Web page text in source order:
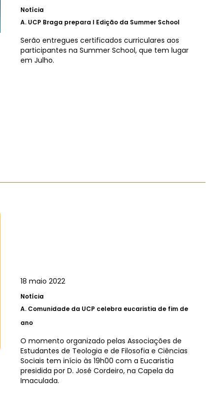
Notícia
A. UCP Braga prepara I Edição da Summer School
Serão entregues certificados curriculares aos
participantes na Summer School, que tem lugar
em Julho.
18 maio 2022
Notícia
A. Comunidade da UCP celebra eucaristia de fim de
ano
O momento organizado pelas Associações de
Estudantes de Teologia e de Filosofia e Ciências
Sociais tem início às 19h00 com a Eucaristia
presidida por D. José Cordeiro, na Capela da
Imaculada.